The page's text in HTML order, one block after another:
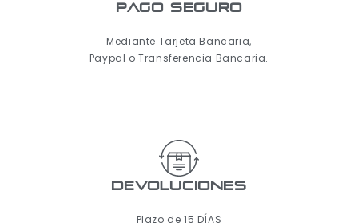
pago seguro
Mediante Tarjeta Bancaria,
Paypal o Transferencia Bancaria.
Devoluciones
Plazo de 15 DÍAS